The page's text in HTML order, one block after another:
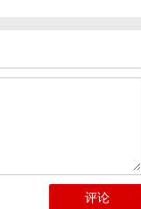
评论